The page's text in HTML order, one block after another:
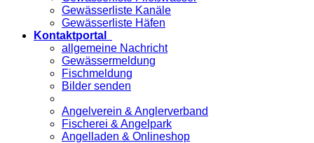
Gewässerliste Kanäle
Gewässerliste Häfen
Kontaktportal
allgemeine Nachricht
Gewässermeldung
Fischmeldung
Bilder senden
Angelverein & Anglerverband
Fischerei & Angelpark
Angelladen & Onlineshop